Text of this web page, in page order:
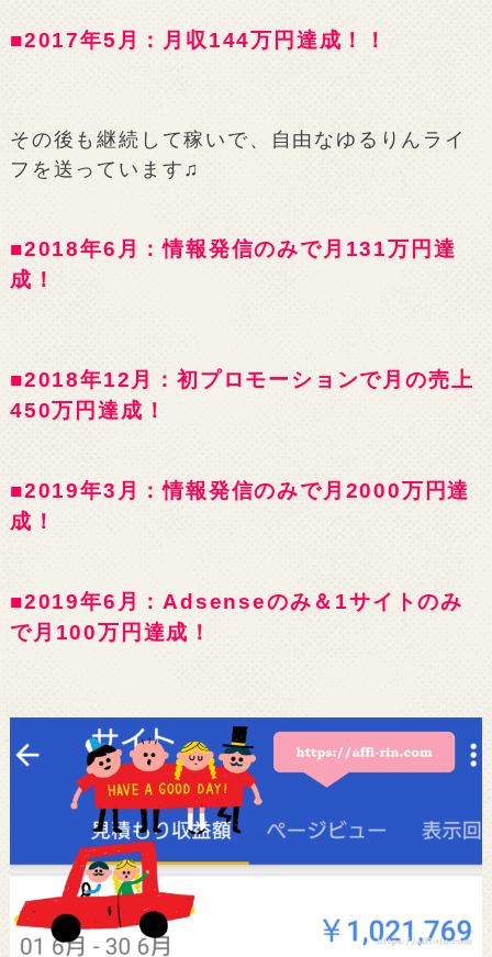
■2017年5月：月収144万円達成！！
その後も継続して稼いで、自由なゆるりんライ
フを送っています♫
■2018年6月：情報発信のみで月131万円達
成！
■2018年12月：初プロモーションで月の売上
450万円達成！
■2019年3月：情報発信のみで月2000万円達
成！
■2019年6月：Adsenseのみ＆1サイトのみ
で月100万円達成！